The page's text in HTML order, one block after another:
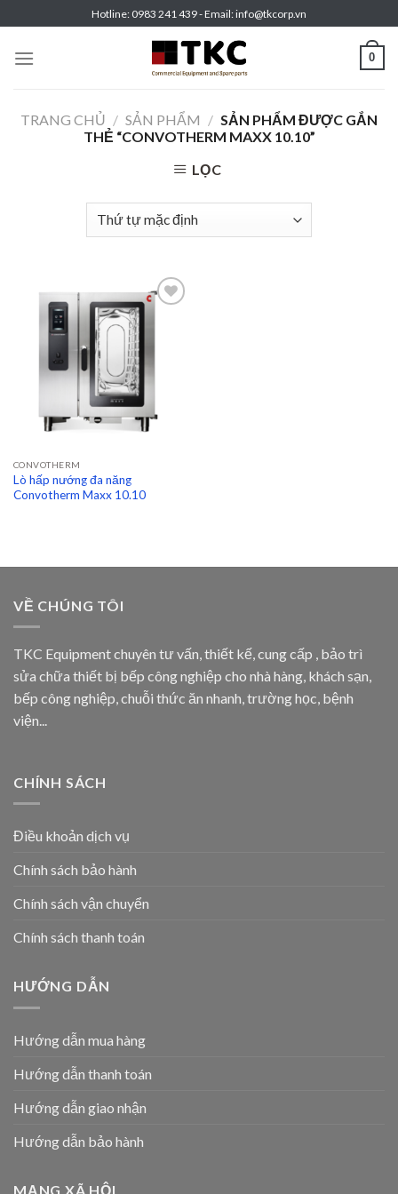
to
content
Hotline: 0983 241 439 - Email: info@tkcorp.vn
0
TRANG CHỦ / SẢN PHẨM / SẢN PHẨM ĐƯỢC GẮN
THẺ “CONVOTHERM MAXX 10.10”
LỌC
CONVOTHERM
Lò hấp nướng đa năng
Convotherm Maxx 10.10
VỀ CHÚNG TÔI
TKC Equipment chuyên tư vấn, thiết kế, cung cấp , bảo trì
sửa chữa thiết bị bếp công nghiệp cho nhà hàng, khách sạn,
bếp công nghiệp, chuỗi thức ăn nhanh, trường học, bệnh
viện...
CHÍNH SÁCH
Điều khoản dịch vụ
Chính sách bảo hành
Chính sách vận chuyển
Chính sách thanh toán
HƯỚNG DẪN
Hướng dẫn mua hàng
Hướng dẫn thanh toán
Hướng dẫn giao nhận
Hướng dẫn bảo hành
MẠNG XÃ HỘI